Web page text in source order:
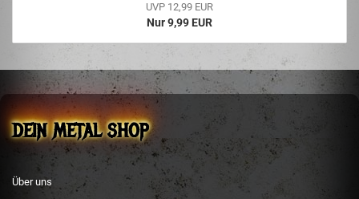
UVP 12,99 EUR
Nur 9,99 EUR
DEIN METAL SHOP
Über uns